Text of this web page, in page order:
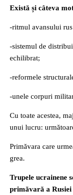
Există și câteva
-ritmul avansului
-sistemul de
echilibrat;
-reformele
-unele corpuri
Cu toate acestea,
unui lucru:
Primăvara care
grea.
Trupele ucrainene
primăvară a